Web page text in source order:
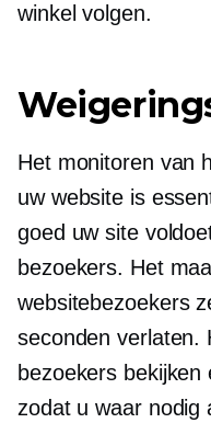
winkel volgen.
Het monitoren van
uw website is
goed uw site
bezoekers. Het
websitebezoekers
seconden verlaten.
bezoekers bekijken
zodat u waar nodig